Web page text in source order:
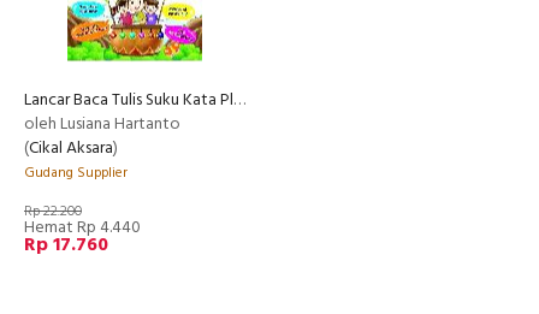
Lancar Baca Tulis Suku Kata Plus Aktivitas Seru!
oleh Lusiana Hartanto
(Cikal Aksara)
Gudang Supplier
Rp 22.200
Hemat Rp 4.440
Rp 17.760